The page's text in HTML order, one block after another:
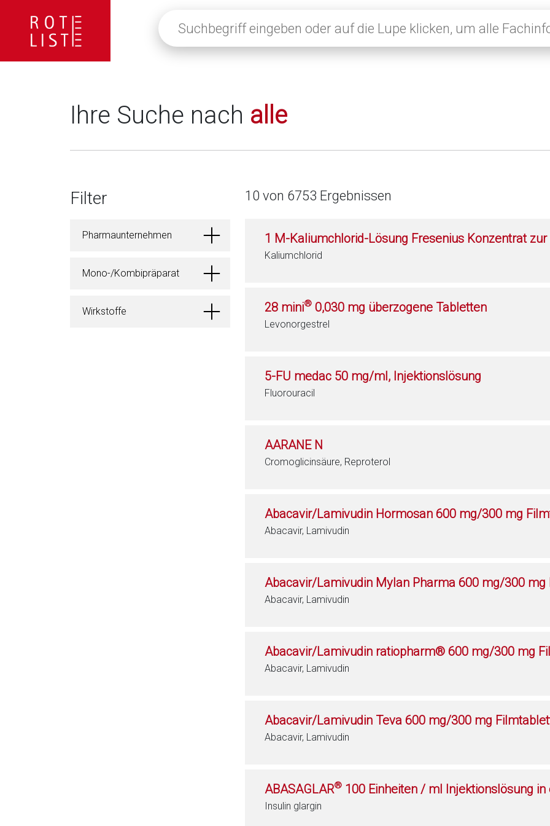
eingeben
oder
klicken,
Fachinformationen
Ihre Suche nach alle
Filter
Pharmaunternehmen
Mono-/Kombipräparat
Wirkstoffe
10 von 6753 Ergebnissen
1 M-Kaliumchlorid-Lösung Fresenius Konzentrat
Kaliumchlorid
28 mini® 0,030 mg überzogene Tabletten
Levonorgestrel
5-FU medac 50 mg/ml, Injektionslösung
Fluorouracil
AARANE N
Cromoglicinsäure, Reproterol
Abacavir/Lamivudin Hormosan 600 mg/300 mg
Abacavir, Lamivudin
Abacavir/Lamivudin Mylan Pharma 600 mg/300 mg
Abacavir, Lamivudin
Abacavir/Lamivudin ratiopharm® 600 mg/300 mg
Abacavir, Lamivudin
Abacavir/Lamivudin Teva 600 mg/300 mg
Abacavir, Lamivudin
ABASAGLAR® 100 Einheiten / ml Injektionslösung
Insulin glargin